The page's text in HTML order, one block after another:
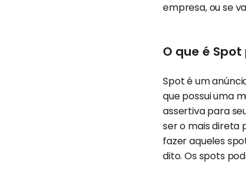
empresa, ou se
O que é
Spot é um
que possui uma
assertiva para
ser o mais direta
fazer aqueles
dito. Os spots